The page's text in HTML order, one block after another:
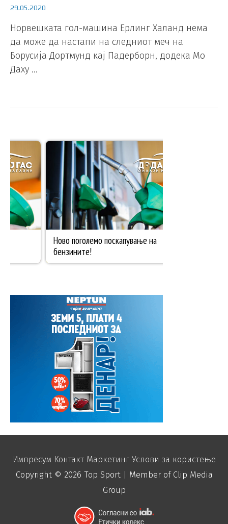
29.05.2020
Норвешката гол-машина Ерлинг Халанд нема
да може да настапи на следниот меч на
Борусија Дортмунд кај Падерборн, додека Мо
Даху …
Импресум Контакт Маркетинг Услови за користење
Copyright © 2026 Top Sport| Member of Clip Media
Group